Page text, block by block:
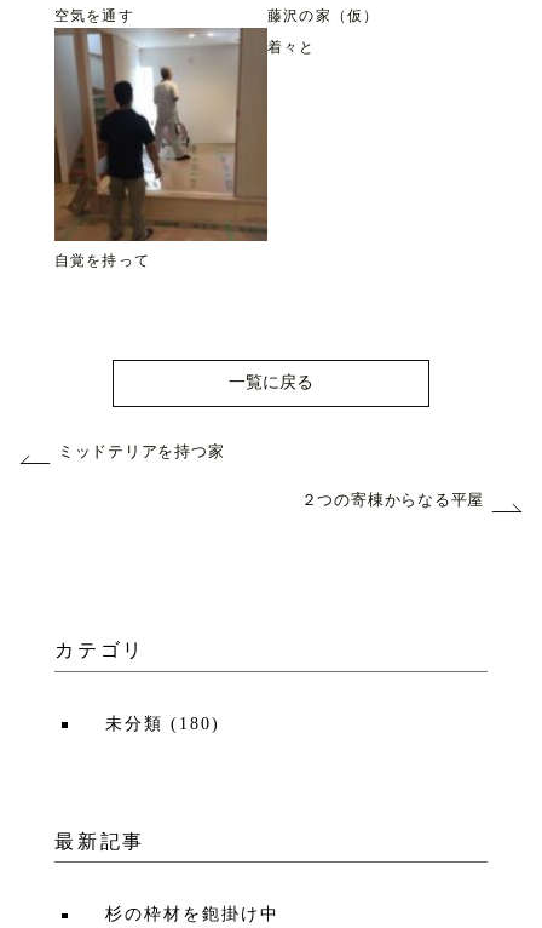
空気を通す 藤沢の家（仮）
自覚を持って
着々と
一覧に戻る
ミッドテリアを持つ家
２つの寄棟からなる平屋
カテゴリ
未分類 ( 180)
最新記事
杉の枠材を鉋掛け中